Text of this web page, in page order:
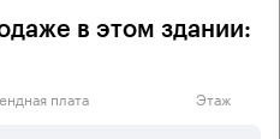
в этом здании:
плата Этаж